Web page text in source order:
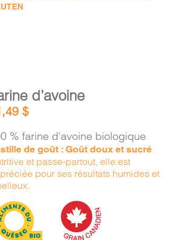
d’avoine
$
% farine d'avoine biologique
de goût : Goût doux et sucré
et passe-partout, elle est
pour ses résultats humides et